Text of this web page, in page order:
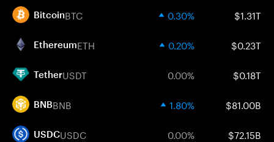
BitcoinBTC 0.30% $1.31T
EthereumETH 0.20% $0.23T
TetherUSDT 0.00% $0.18T
BNBBNB 1.80% $81.00B
USDCUSDC 0.00% $72.15B